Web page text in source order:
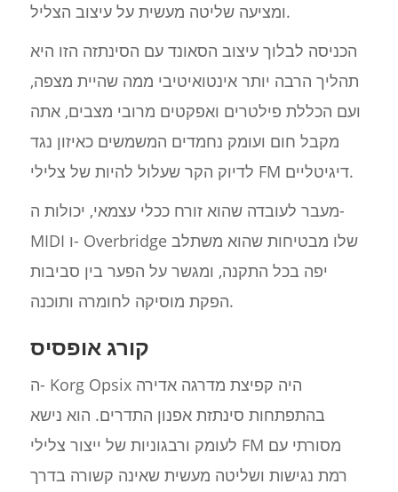
ומציעה שליטה מעשית על עיצוב הצליל.
הכניסה לבלוך עיצוב הסאונד עם הסינתזה הזו היא
תהליך הרבה יותר אינטואיטיבי ממה שהיית מצפה,
ועם הכללת פילטרים ואפקטים מרובי מצבים, אתה
מקבל חום ועומק נחמדים המשמשים כאיזון נגד
לדיוק הקר שעלול להיות של צלילי FM דיגיטליים.
מעבר לעובדה שהוא זורח ככלי עצמאי, יכולות ה-
MIDI ו- Overbridge שלו מבטיחות שהוא משתלב
יפה בכל התקנה, ומגשר על הפער בין סביבות
הפקת מוסיקה לחומרה ותוכנה.
קורג אופסיס
ה- Korg Opsix היה קפיצת מדרגה אדירה
בהתפתחות סינתזת אפנון התדרים. הוא נישא
לעומק ורבגוניות של ייצור צלילי FM מסורתי עם
רמת נגישות ושליטה מעשית שאינה קשורה בדרך